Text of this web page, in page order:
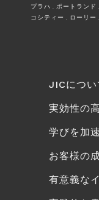
プラハ . ポートランド
コシティー . ローリー
JICについ
実効性の
学びを加
お客様の
有意義な